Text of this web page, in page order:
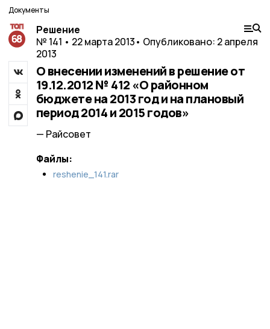
Документы
Решение
№ 141 • 22 марта 2013• Опубликовано: 2 апреля
2013
О внесении изменений в решение от
19.12.2012 № 412 «О районном
бюджете на 2013 год и на плановый
период 2014 и 2015 годов»
— Райсовет
Файлы:
reshenie_141.rar